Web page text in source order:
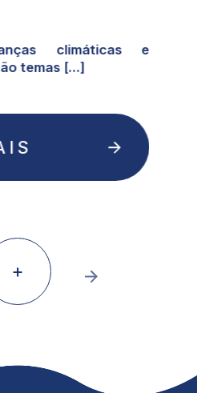
climáticas e
temas [...]
+